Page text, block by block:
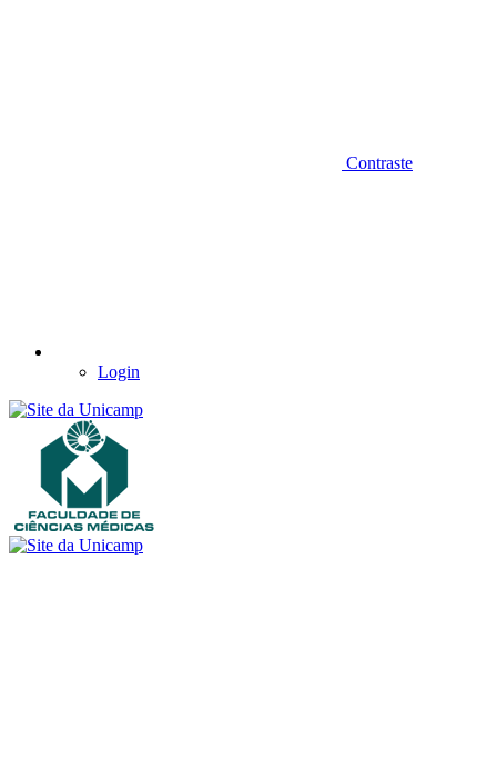
Contraste
Login